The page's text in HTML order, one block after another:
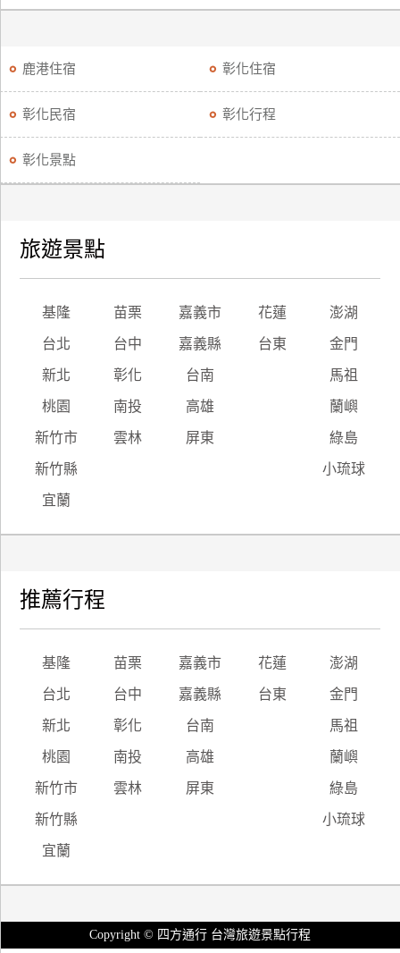
品
鹿港住宿 彰化住宿
彰化民宿 彰化行程
彰化景點
旅遊景點
基隆 苗栗 嘉義市 花蓮 澎湖
台北 台中 嘉義縣 台東 金門
新北 彰化 台南 馬祖
桃園 南投 高雄 蘭嶼
新竹市 雲林 屏東 綠島
新竹縣 小琉球
宜蘭
推薦行程
基隆 苗栗 嘉義市 花蓮 澎湖
台北 台中 嘉義縣 台東 金門
新北 彰化 台南 馬祖
桃園 南投 高雄 蘭嶼
新竹市 雲林 屏東 綠島
新竹縣 小琉球
宜蘭
Copyright © 四方通行 台灣旅遊景點行程